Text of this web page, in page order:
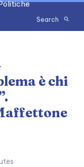
Search
è chi